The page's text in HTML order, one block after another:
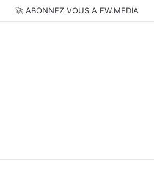
🚀 ABONNEZ VOUS A FW.MEDIA